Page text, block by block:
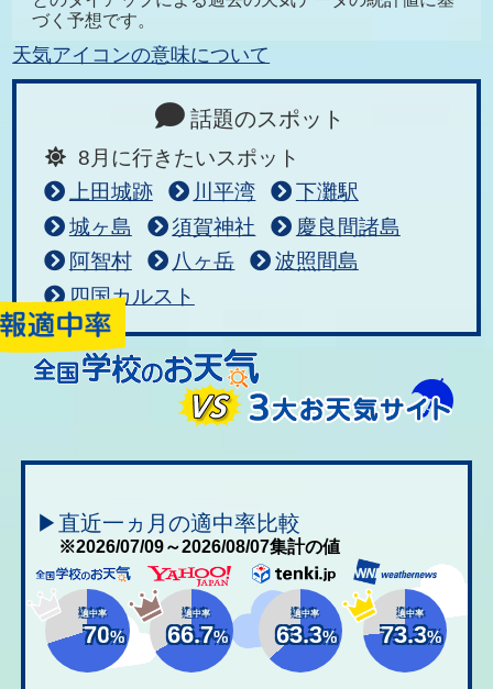
づく予想です。
天気アイコンの意味について
話題のスポット
8月に行きたいスポット
上田城跡
川平湾
下灘駅
城ヶ島
須賀神社
慶良間諸島
阿智村
八ヶ岳
波照間島
四国カルスト
▶直近一ヵ月の適中率比較
※2026/07/09～2026/08/07集計の値
適中率
70%
適中率
66.7%
適中率
63.3%
適中率
73.3%